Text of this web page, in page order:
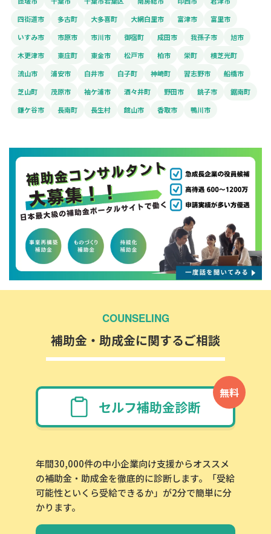
四街道市
多古町 大多喜町 大網白里市 富津市
富里市
いすみ市
市原市 市川市 御宿町 成田市 我孫子市
旭市
木更津市
東庄町 東金市 松戸市 柏市 栄町
横芝光町
流山市
浦安市 白井市 白子町 神崎町 習志野市
船橋市
芝山町
茂原市 袖ケ浦市 酒々井町 野田市 銚子市
鋸南町
鎌ケ谷市
長南町 長生村 館山市 香取市 鴨川市
COUNSELING
補助金・助成金に関するご相談
無料
セルフ補助金診断
年間30,000件の中小企業向け支援からオススメ
の補助金・助成金を徹底的に診断します。「受給
可能性といくら受給できるか」が2分で簡単に分
かります。